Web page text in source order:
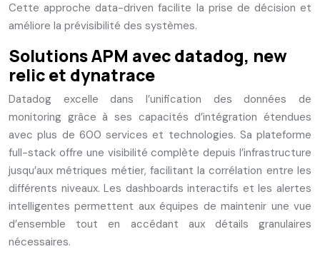
Cette approche data-driven facilite la prise de décision et
améliore la prévisibilité des systèmes.
Solutions APM avec datadog, new
relic et dynatrace
Datadog excelle dans l’unification des données de
monitoring grâce à ses capacités d’intégration étendues
avec plus de 600 services et technologies. Sa plateforme
full-stack offre une visibilité complète depuis l’infrastructure
jusqu’aux métriques métier, facilitant la corrélation entre les
différents niveaux. Les dashboards interactifs et les alertes
intelligentes permettent aux équipes de maintenir une vue
d’ensemble tout en accédant aux détails granulaires
nécessaires.